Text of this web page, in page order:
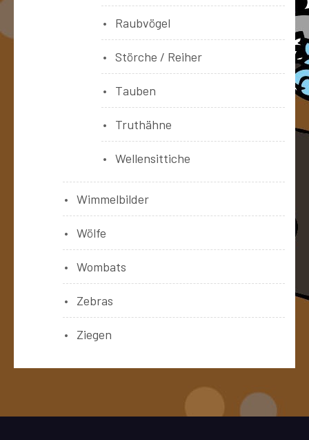
Raubvögel
Störche / Reiher
Tauben
Truthähne
Wellensittiche
Wimmelbilder
Wölfe
Wombats
Zebras
Ziegen